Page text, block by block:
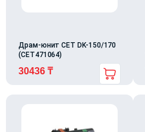
Драм-юнит CET DK-150/170
(CET471064)
30436 ₸